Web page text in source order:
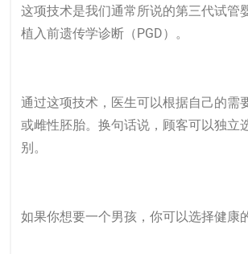
这项技术是我们通常所说的第三代试管
植入前遗传学诊断（PGD）。
通过这项技术，医生可以根据自己的需
或雌性胚胎。换句话说，顾客可以独立
别。
如果你想要一个男孩，你可以选择健康